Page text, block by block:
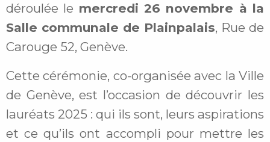
déroulée le mercredi 26 novembre à la
Salle communale de Plainpalais, Rue de
Carouge 52, Genève.
Cette cérémonie, co-organisée avec la Ville
de Genève, est l’occasion de découvrir les
lauréats 2025 : qui ils sont, leurs aspirations
et ce qu’ils ont accompli pour mettre les